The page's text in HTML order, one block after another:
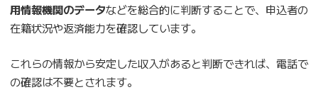
用情報機関のデータなどを総合的に判断することで、申込者の
在籍状況や返済能力を確認しています。
これらの情報から安定した収入があると判断できれば、電話で
の確認は不要とされます。